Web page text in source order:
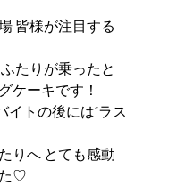
皆様が注目する
たりが乗ったと
ケーキです！
トの後には“ラス
りへ とても感動
た♡